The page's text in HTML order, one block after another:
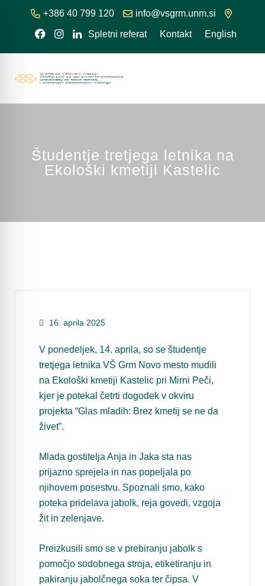
+386 40 799 120 info@vsgrm.unm.si
Spletni referat Kontakt English
Študentje tretjega letnika na
Ekološki kmetiji Kastelic
16. aprila 2025
V ponedeljek, 14. aprila, so se študentje
tretjega letnika VŠ Grm Novo mesto mudili
na Ekološki kmetiji Kastelic pri Mirni Peči,
kjer je potekal četrti dogodek v okviru
projekta “Glas mladih: Brez kmetij se ne da
živet”.
Mlada gostitelja Anja in Jaka sta nas
prijazno sprejela in nas popeljala po
njihovem posestvu. Spoznali smo, kako
poteka pridelava jabolk, reja govedi, vzgoja
žit in zelenjave.
Preizkusili smo se v prebiranju jabolk s
pomočjo sodobnega stroja, etiketiranju in
pakiranju jabolčnega soka ter čipsa. V